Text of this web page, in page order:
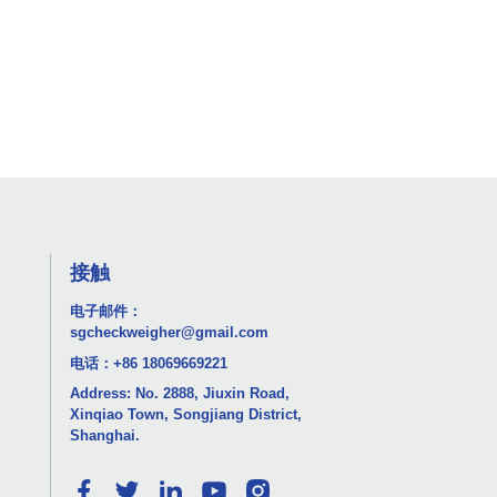
接触
电子邮件：
sgcheckweigher@gmail.com
电话： +86 18069669221
Address: No. 2888, Jiuxin Road,
Xinqiao Town, Songjiang District,
Shanghai.